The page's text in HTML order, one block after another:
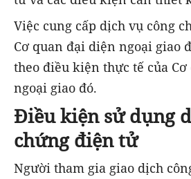
Việc cung cấp dịch vụ công
Cơ quan đại diện ngoại giao
theo điều kiện thực tế của
ngoại giao đó.
Điều kiện sử dụng
chứng điện tử
Người tham gia giao dịch